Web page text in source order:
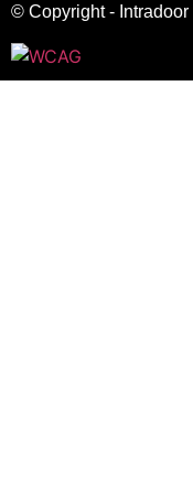
© Copyright -